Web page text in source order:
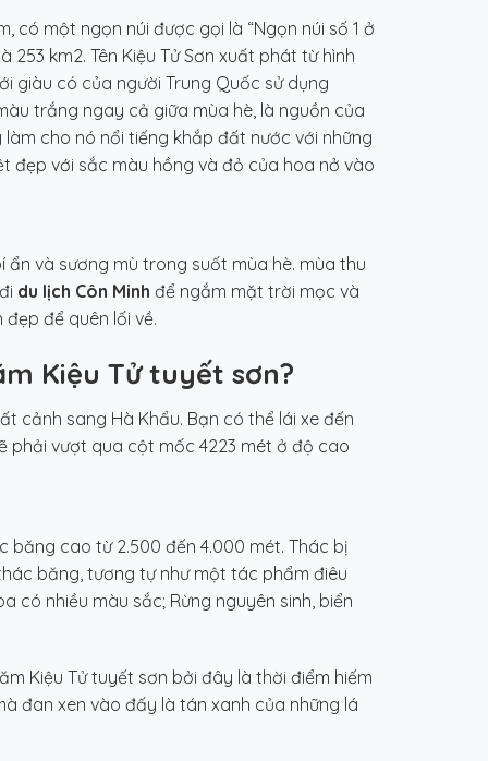
có một ngọn núi được gọi là “Ngọn núi số 1 ở
km2. Tên Kiệu Tử Sơn xuất phát từ hình
giàu có của người Trung Quốc sử dụng
trắng ngay cả giữa mùa hè, là nguồn của
cho nó nổi tiếng khắp đất nước với những
đẹp với sắc màu hồng và đỏ của hoa nở vào
và sương mù trong suốt mùa hè. mùa thu
du lịch Côn Minh để ngắm mặt trời mọc và
để quên lối về.
Kiệu Tử tuyết sơn?
cảnh sang Hà Khẩu. Bạn có thể lái xe đến
phải vượt qua cột mốc 4223 mét ở độ cao
băng cao từ 2.500 đến 4.000 mét. Thác bị
băng, tương tự như một tác phẩm điêu
có nhiều màu sắc; Rừng nguyên sinh, biển
Kiệu Tử tuyết sơn bởi đây là thời điểm hiếm
đan xen vào đấy là tán xanh của những lá